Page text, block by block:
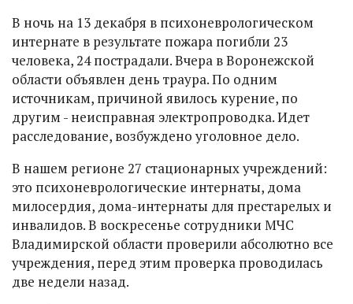
В ночь на 13 декабря в психоневрологическом
интернате в результате пожара погибли 23
человека, 24 пострадали. Вчера в Воронежской
области объявлен день траура. По одним
источникам, причиной явилось курение, по
другим - неисправная электропроводка. Идет
расследование, возбуждено уголовное дело.
В нашем регионе 27 стационарных учреждений:
это психоневрологические интернаты, дома
милосердия, дома-интернаты для престарелых и
инвалидов. В воскресенье сотрудники МЧС
Владимирской области проверили абсолютно все
учреждения, перед этим проверка проводилась
две недели назад.